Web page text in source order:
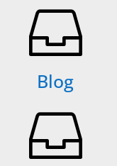

Blog
